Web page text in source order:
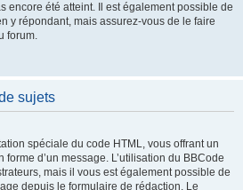
encore été atteint. Il est également possible de
y répondant, mais assurez-vous de le faire
forum.
sujets
spéciale du code HTML, vous offrant un
d’un message. L’utilisation du BBCode
mais il vous est également possible de
depuis le formulaire de rédaction. Le